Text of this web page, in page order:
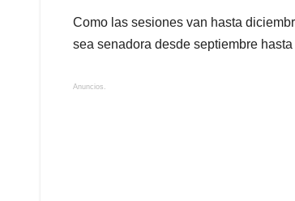
Como las sesiones van hasta
sea senadora desde septiembre
Anuncios.